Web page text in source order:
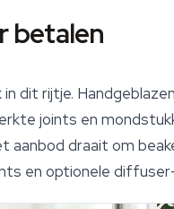
betalen
dit rijtje.
joints en
aanbod draait om
en optionele